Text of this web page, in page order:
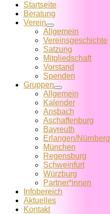
Startseite
Beratung
Verein
Allgemein
Vereins­geschichte
Satzung
Mitglied­schaft
Vorstand
Spenden
Gruppen
Allgemein
Kalender
Ansbach
Aschaffenburg
Bayreuth
Erlangen/Nürnberg
München
Regensburg
Schweinfurt
Würzburg
Partner*innen
Infobereich
Aktuelles
Kontakt